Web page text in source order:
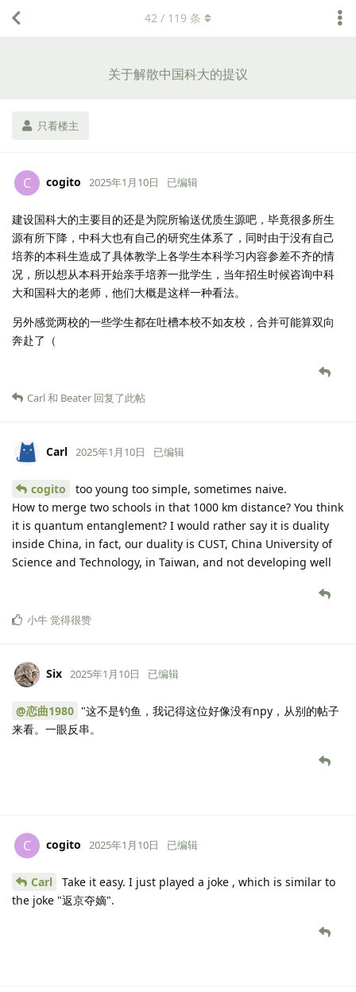
关于解散中国科大的提议
只看楼主
42 / 119 条
C cogito 2025年1月10日 已编辑
建设国科大的主要目的还是为院所输送优质生源吧，毕竟很多所生
源有所下降，中科大也有自己的研究生体系了，同时由于没有自己
培养的本科生造成了具体教学上各学生本科学习内容参差不齐的情
况，所以想从本科开始亲手培养一批学生，当年招生时候咨询中科
大和国科大的老师，他们大概是这样一种看法。
另外感觉两校的一些学生都在吐槽本校不如友校，合并可能算双向
奔赴了（
Carl和 Beater 回复了此帖
Carl 2025年1月10日 已编辑
cogito
too young too simple, sometimes naive.
How to merge two schools in that 1000 km distance? You think
it is quantum entanglement? I would rather say it is duality
inside China, in fact, our duality is CUST, China University of
Science and Technology, in Taiwan, and not developing well
小牛觉得很赞
Six 2025年1月10日 已编辑
@恋曲1980 "这不是钓鱼，我记得这位好像没有npy，从别的帖子
来看。一眼反串。
C cogito 2025年1月10日 已编辑
Carl
Take it easy. I just played a joke , which is similar to
the joke "返京夺嫡".